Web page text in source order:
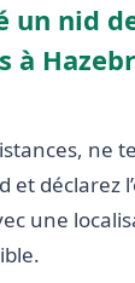
un nid
à
ne
et déclarez
une